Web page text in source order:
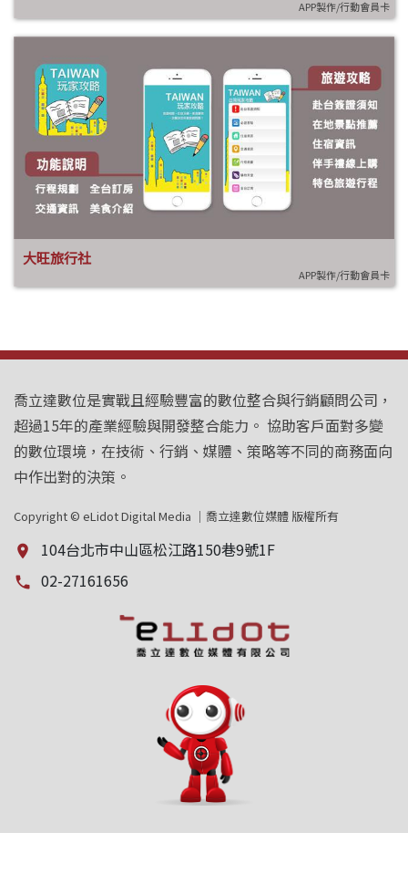
APP製作/行動會員卡
大旺旅行社
APP製作/行動會員卡
喬立達數位是實戰且經驗豐富的數位整合與行銷顧問公司，
超過15年的產業經驗與開發整合能力。 協助客戶面對多變
的數位環境，在技術、行銷、媒體、策略等不同的商務面向
中作出對的決策。
Copyright © eLidot Digital Media ｜喬立達數位媒體 版權所有
place 104台北市中山區松江路150巷9號1F
local_phone 02-27161656